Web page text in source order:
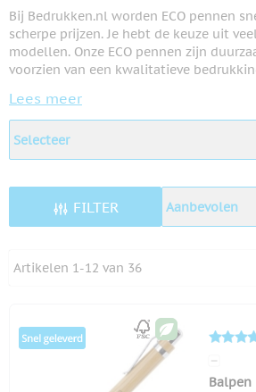
Bij Bedrukken.nl worden ECO pennen
scherpe prijzen. Je hebt de keuze uit
modellen. Onze ECO pennen zijn
voorzien van een kwalitatieve
Lees meer
FILTER
Artikelen 1-12 van 36
Balpen